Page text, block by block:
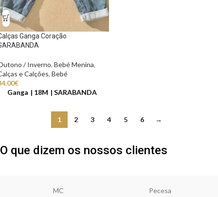
Ganga Coração
/ Inverno, Bebé Menina,
e Calções, Bebé
€
Ganga
18M SARABANDA
1 2 3 4 5 6 →
O que dizem os nossos clientes
MC Pecesa